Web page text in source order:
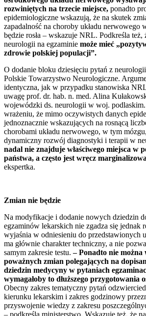
rozwiniętych na trzecie miejsce, ponadto
epidemiologiczne wskazują, że na skutek
zapadalność na choroby układu nerwowego
będzie rosła – wskazuje NRL. Podkreśla też,
neurologii na egzaminie może mieć
zdrowie polskiej populacji”.
O dodanie bloku dziesięciu pytań z
Polskie Towarzystwo Neurologiczne.
identyczna, jak w przypadku stanowiska
uwagę prof. dr. hab. n. med. Alina
wojewódzki ds. neurologii w woj.
wrażeniu, że mimo oczywistych danych
jednoznacznie wskazujących na rosnącą
chorobami układu nerwowego, w tym
dynamiczny rozwój diagnostyki i terapii w
nadal nie znajduje właściwego miejsca w
państwa, a często jest wręcz
ekspertka.
Zmian nie będzie
Na modyfikacje i dodanie nowych dziedzin
egzaminów lekarskich nie zgadza się jednak
wyjaśnia w odniesieniu do przedstawionych
ma głównie charakter techniczny, a nie
samym zakresie testu.– Ponadto nie
poważnych zmian polegających na
dziedzin medycyny w pytaniach
wymagałoby to dłuższego przygotowania
Obecny zakres tematyczny pytań
kierunku lekarskim i zakres godzinowy
przyswojenie wiedzy z zakresu